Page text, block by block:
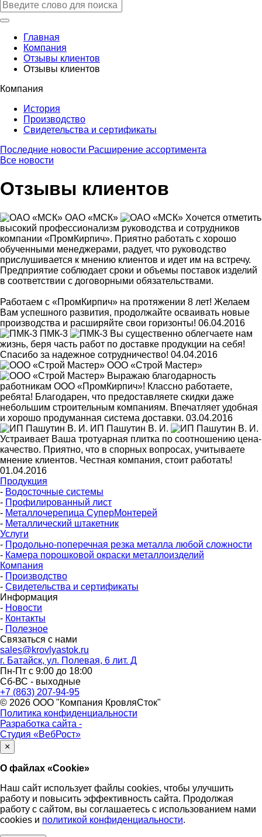
Главная
Компания
Отзывы клиентов
Отзывы клиентов
Компания
История
Производство
Свидетельства и сертификаты
Последние новости Расширение ассортимента
Все новости
Отзывы клиентов
ОАО «МСК»
Хочется отметить
высокий профессионализм руководства и сотрудников
компании «ПромКирпич». Приятно работать с хорошо
обученными менеджерами, радует, что руководство
прислушивается к мнению клиентов и идет им на встречу.
Предприятие соблюдает сроки и объемы поставок изделий
в соответствии с договорными обязательствами.
Работаем с «ПромКирпич» на протяжении 8 лет! Желаем
Вам успешного развития, продолжайте осваивать новые
производства и расширяйте свои горизонты! 06.04.2016
ПМК-3
Вы существенно облегчаете нам
жизнь, беря часть работ по доставке продукции на себя!
Спасибо за надежное сотрудничество! 04.04.2016
ООО «Строй Мастер»
Выражаю благодарность
работникам ООО «ПромКирпич»! Классно работаете,
ребята! Благодарен, что предоставляете скидки даже
небольшим строительным компаниям. Впечатляет удобная
и хорошо продуманная система доставки. 03.04.2016
ИП Пашутин В. И.
Устраивает Ваша тротуарная плитка по соотношению цена-
качество. Приятно, что в спорных вопросах, учитываете
мнение клиентов. Честная компания, стоит работать!
01.04.2016
Продукция
- Водосточные системы
- Профилированный лист
- Металлочерепица СуперМонтерей
- Металлический штакетник
Услуги
- Продольно-поперечная резка металла любой сложности
- Камера порошковой окраски металлоизделий
Компания
- Производство
- Свидетельства и сертификаты
Информация
- Новости
- Контакты
- Полезное
Связаться с нами
sales@krovlyastok.ru
г. Батайск, ул. Полевая, 6 лит. Д
Пн-Пт с 9:00 до 18:00
Сб-ВС - выходные
+7 (863) 207-94-95
© 2026 ООО "Компания КровляСток"
Политика конфиденциальности
Разработка сайта -
Студия «ВебРост»
×
О файлах «Cookie»
Наш сайт использует файлы cookies, чтобы улучшить
работу и повысить эффективность сайта. Продолжая
работу с сайтом, вы соглашаетесь с использованием нами
cookies и политикой конфиденциальности.